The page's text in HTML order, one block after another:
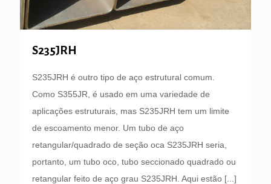
S235JRH
S235JRH é outro tipo de aço estrutural comum.
Como S355JR, é usado em uma variedade de
aplicações estruturais, mas S235JRH tem um limite
de escoamento menor. Um tubo de aço
retangular/quadrado de seção oca S235JRH seria,
portanto, um tubo oco, tubo seccionado quadrado ou
retangular feito de aço grau S235JRH. Aqui estão [...]